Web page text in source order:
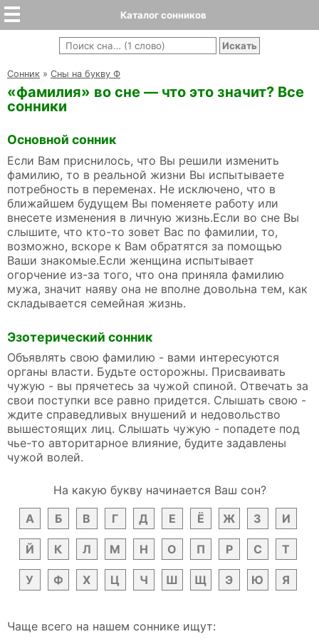
Каталог сонников
Cонник » Сны на букву Ф
«фамилия» во сне — что это значит? Все
сонники
Основной сонник
Если Вам приснилось, что Вы решили изменить
фамилию, то в реальной жизни Вы испытываете
потребность в переменах. Не исключено, что в
ближайшем будущем Вы поменяете работу или
внесете изменения в личную жизнь.Если во сне Вы
слышите, что кто-то зовет Вас по фамилии, то,
возможно, вскоре к Вам обратятся за помощью
Ваши знакомые.Если женщина испытывает
огорчение из-за того, что она приняла фамилию
мужа, значит наяву она не вполне довольна тем, как
складывается семейная жизнь.
Эзотерический сонник
Объявлять свою фамилию - вами интересуются
органы власти. Будьте осторожны. Присваивать
чужую - вы прячетесь за чужой спиной. Отвечать за
свои поступки все равно придется. Слышать свою -
ждите справедливых внушений и недовольство
вышестоящих лиц. Слышать чужую - попадете под
чье-то авторитарное влияние, будите задавлены
чужой волей.
На какую букву начинается Ваш сон?
А
Б В Г Д Е Ё Ж З И
Й К Л М Н О П Р С Т
У Ф Х Ц Ч Ш Щ Э Ю Я
Чаще всего на нашем соннике ищут: